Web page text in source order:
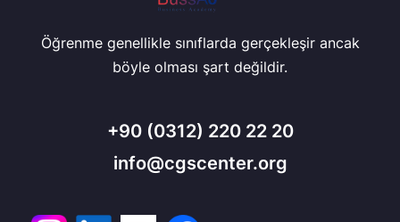
Öğrenme genellikle sınıflarda gerçekleşir ancak
böyle olması şart değildir.
+90 (0312) 220 22 20
info@cgscenter.org